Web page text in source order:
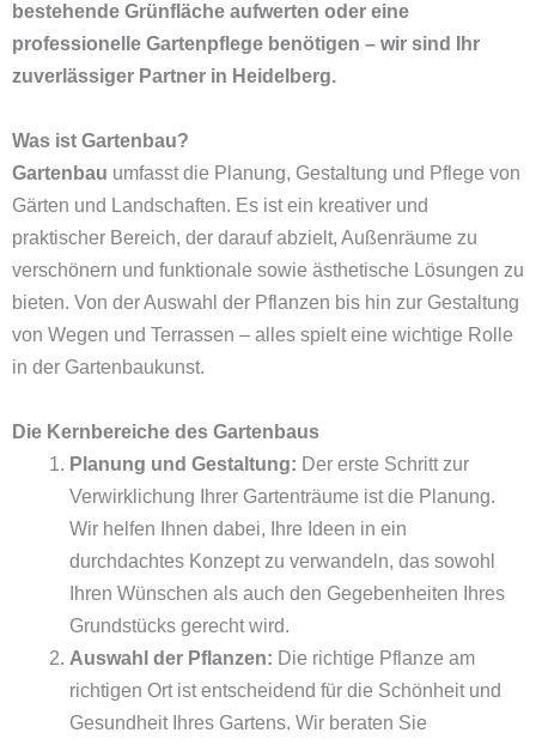
bestehende Grünfläche aufwerten oder eine
professionelle Gartenpflege benötigen – wir sind Ihr
zuverlässiger Partner in Heidelberg.
Was ist Gartenbau?
Gartenbau umfasst die Planung, Gestaltung und Pflege von
Gärten und Landschaften. Es ist ein kreativer und
praktischer Bereich, der darauf abzielt, Außenräume zu
verschönern und funktionale sowie ästhetische Lösungen zu
bieten. Von der Auswahl der Pflanzen bis hin zur Gestaltung
von Wegen und Terrassen – alles spielt eine wichtige Rolle
in der Gartenbaukunst.
Die Kernbereiche des Gartenbaus
Planung und Gestaltung: Der erste Schritt zur
Verwirklichung Ihrer Gartenträume ist die Planung.
Wir helfen Ihnen dabei, Ihre Ideen in ein
durchdachtes Konzept zu verwandeln, das sowohl
Ihren Wünschen als auch den Gegebenheiten Ihres
Grundstücks gerecht wird.
Auswahl der Pflanzen: Die richtige Pflanze am
richtigen Ort ist entscheidend für die Schönheit und
Gesundheit Ihres Gartens. Wir beraten Sie